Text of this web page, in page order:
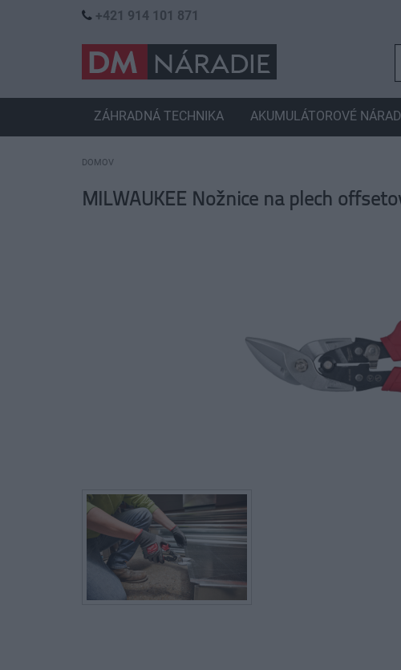
DOMOV
MILWAUKEE Nožnice na plech
+421 914 101 871
ZÁHRADNÁ TECHNIKA AKUMULÁTOROVÉ